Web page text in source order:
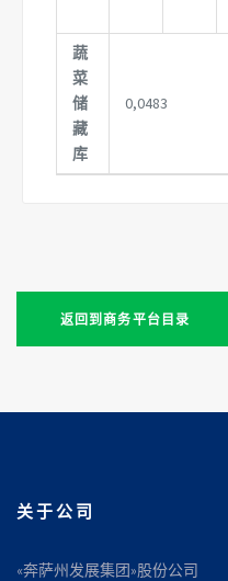
蔬
菜
储
藏
库
0,0483
返回到商务平台目录
关于公司
«奔萨州发展集团»股份公司